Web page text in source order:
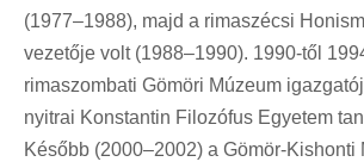
(1977–1988), majd a rimaszécsi
vezetője volt (1988–1990). 1990-től
rimaszombati Gömöri Múzeum
nyitrai Konstantin Filozófus Egyetem
Később (2000–2002) a Gömör-Kishonti